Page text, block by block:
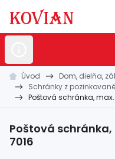
Nerezovépolotovary
Hliníkovépolotovary
Kovanépolotovary
Úvod Dom, dielňa,
Schránky z
Poštová schránka, max.
Poštová schránka,
7016